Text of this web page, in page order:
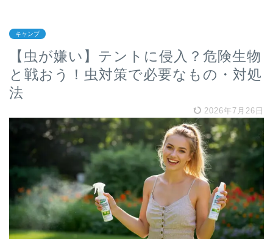
キャンプ
【虫が嫌い】テントに侵入？危険生物
と戦おう！虫対策で必要なもの・対処
法
2026年7月26日